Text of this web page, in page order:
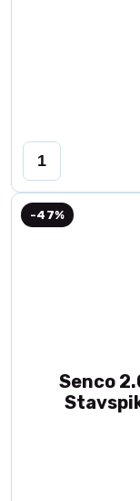
-47%
Senco